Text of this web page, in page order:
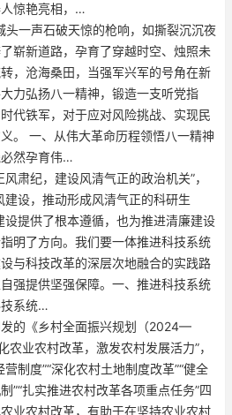
惊艳亮相，…
一声石破天惊的枪响，如撕裂沉沉夜
崭新道路，孕育了穿越时空、烛照未
，沧海桑田，当强军兴军的号角在新
力弘扬八一精神，锻造一支听党指
代铁军，对于应对风险挑战、实现民
。 一、从伟大革命历程领悟八一精神
然孕育伟…
纪，建设风清气正的政治机关”，
建设，推动形成风清气正的科研生
设提供了根本遵循，也为推进清廉建设
明了方向。我们要一体推进科技系统
与科技改革的深层次地融合的实践路
强提供坚强保障。一、推进科技系统
系统…
的《乡村全面振兴规划（2024—
农业农村改革，激发农村发展活力”，
制度”“深化农村土地制度改革”“健全
”“扎实推进农村改革各项重点任务”四
业农村改革，有助于在坚持农业农村